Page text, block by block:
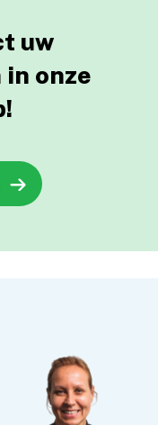
uw
in onze